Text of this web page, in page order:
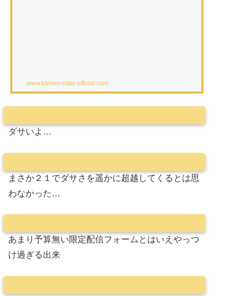
www.kamen-rider-official.com
ダサいよ…
まさか２１でダサさを遥かに超越してくるとは思
わなかった…
あまり予算無い限定配信フォームとはいえやっつ
け過ぎる出来